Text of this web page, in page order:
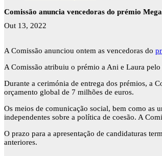
Comissão anuncia vencedoras do prémio
Out 13, 2022
A Comissão anunciou ontem as vencedoras do
A Comissão atribuiu o prémio a Ani e Laura
Durante a cerimónia de entrega dos prémios, a
orçamento global de 7 milhões de euros.
Os meios de comunicação social, bem como as
independentes sobre a política de coesão. A
O prazo para a apresentação de candidaturas
anteriores.